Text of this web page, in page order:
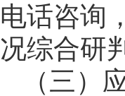
电话咨询
况综合研
（三）